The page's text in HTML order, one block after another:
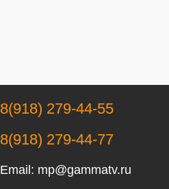
8(918) 279-44-55
8(918) 279-44-77
Email: mp@gammatv.ru